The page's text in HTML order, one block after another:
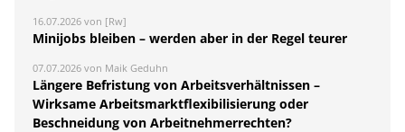
16.07.2026 von [Rw]
Minijobs bleiben – werden aber in der Regel teurer
07.07.2026 von Maik Geduhn
Längere Befristung von Arbeitsverhältnissen –
Wirksame Arbeitsmarktflexibilisierung oder
Beschneidung von Arbeitnehmerrechten?